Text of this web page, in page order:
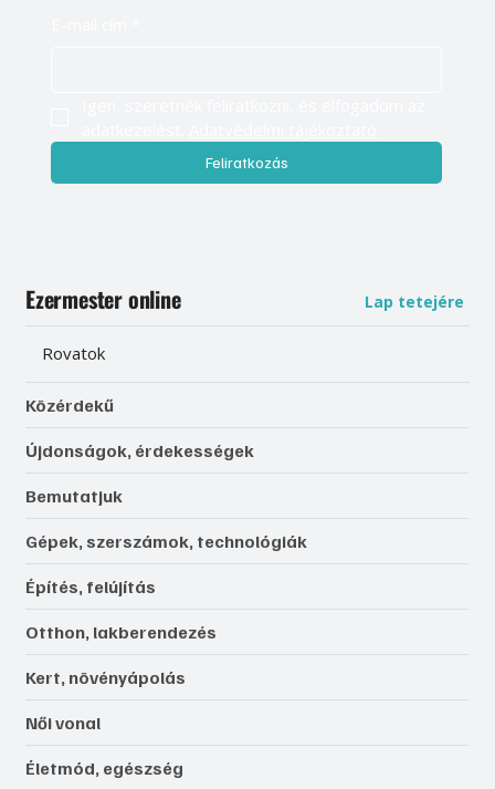
Feliratkozás
Ezermester online Lap tetejére
Rovatok
Közérdekű
Újdonságok, érdekességek
Bemutatjuk
Gépek, szerszámok, technológiák
Építés, felújítás
Otthon, lakberendezés
Kert, növényápolás
Női vonal
Életmód, egészség